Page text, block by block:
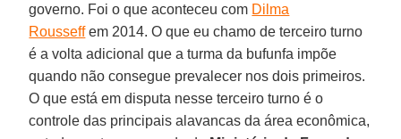
governo. Foi o que aconteceu com Dilma
Rousseffem 2014. O que eu chamo de terceiro turno
é a volta adicional que a turma da bufunfa impõe
quando não consegue prevalecer nos dois primeiros.
O que está em disputa nesse terceiro turno é o
controle das principais alavancas da área econômica,